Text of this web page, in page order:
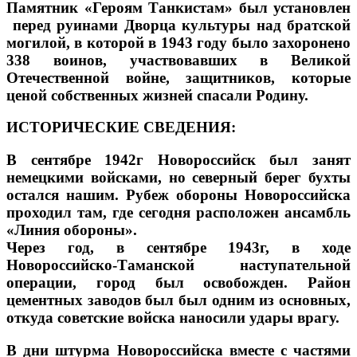
Памятник «Героям Танкистам» был установлен
перед руинами Дворца культуры над братской
могилой, в которой в 1943 году было захоронено
338 воинов, участвовавших в Великой
Отечественной войне, защитников, которые
ценой собственных жизней спасали Родину.
ИСТОРИЧЕСКИЕ СВЕДЕНИЯ:
В сентябре 1942г Новороссийск был занят
немецкими войсками, но северный берег бухты
остался нашим. Рубеж обороны Новороссийска
проходил там, где сегодня расположен ансамбль
«Линия обороны».
Через год, в сентябре 1943г, в ходе
Новороссийско-Таманской наступательной
операции, город был освобожден. Район
цементных заводов был был одним из основных,
откуда советские войска наносили удары врагу.
В дни штурма Новороссийска вместе с частями